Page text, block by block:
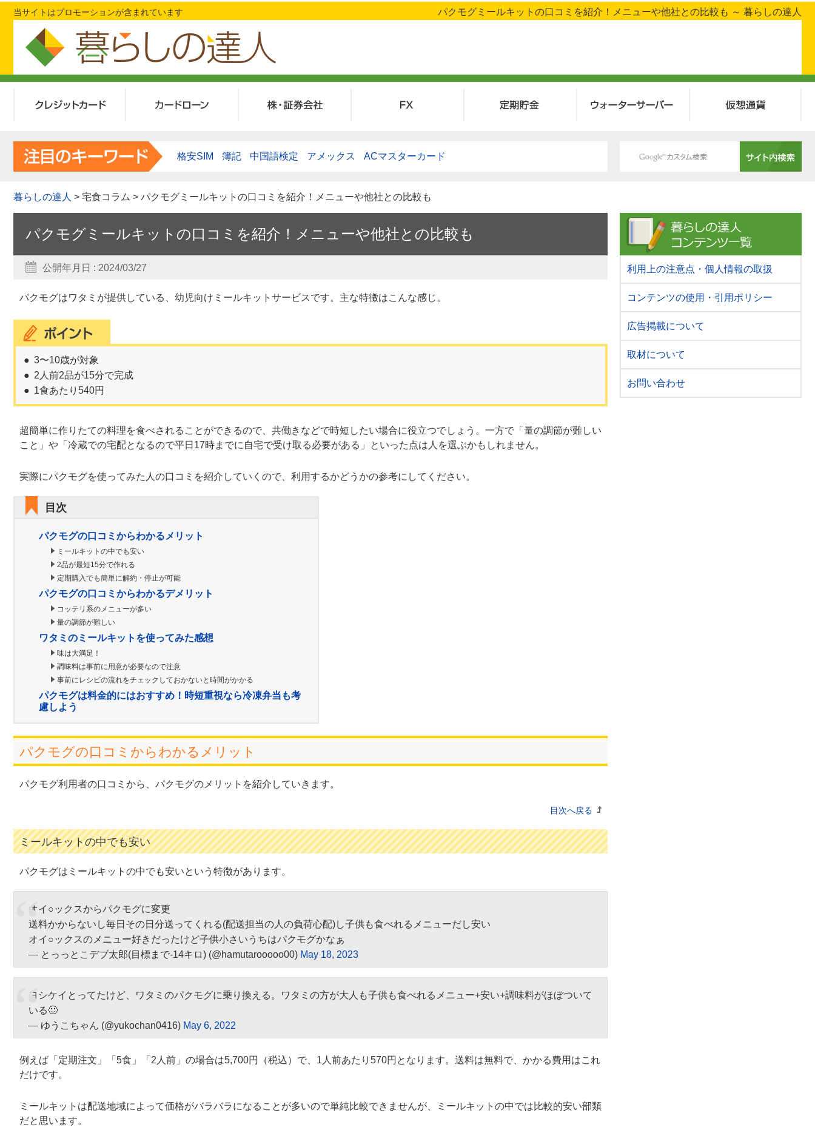
パクモグミールキットの口コミを紹介！メニューや他社との比較も ～ 暮らしの達人
当サイトはプロモーションが含まれています
暮らしの達人 > 宅食コラム > パクモグミールキットの口コミを紹介！メニューや他社との比較も
パクモグミールキットの口コミを紹介！メニューや他社との比較も
公開年月日 : 2024/03/27
パクモグはワタミが提供している、幼児向けミールキットサービスです。主な特徴はこんな感じ。
3〜10歳が対象
2人前2品が15分で完成
1食あたり540円
超簡単に作りたての料理を食べされることができるので、共働きなどで時短したい場合に役立つでしょう。一方で「量の調節が難しい
こと」や「冷蔵での宅配となるので平日17時までに自宅で受け取る必要がある」といった点は人を選ぶかもしれません。
実際にパクモグを使ってみた人の口コミを紹介していくので、利用するかどうかの参考にしてください。
目次
パクモグの口コミからわかるメリット
ミールキットの中でも安い
2品が最短15分で作れる
定期購入でも簡単に解約・停止が可能
パクモグの口コミからわかるデメリット
コッテリ系のメニューが多い
量の調節が難しい
ワタミのミールキットを使ってみた感想
味は大満足！
調味料は事前に用意が必要なので注意
事前にレシピの流れをチェックしておかないと時間がかかる
パクモグは料金的にはおすすめ！時短重視なら冷凍弁当も考
慮しよう
パクモグの口コミからわかるメリット
パクモグ利用者の口コミから、パクモグのメリットを紹介していきます。
目次へ戻る
ミールキットの中でも安い
パクモグはミールキットの中でも安いという特徴があります。
オイ○ックスからパクモグに変更
送料かからないし毎日その日分送ってくれる(配送担当の人の負荷心配)し子供も食べれるメニューだし安い
オイ○ックスのメニュー好きだったけど子供小さいうちはパクモグかなぁ
— とっっとこデブ太郎‎(目標まで-14キロ) (@hamutarooooo00) May 18, 2023
ヨシケイとってたけど、ワタミのパクモグに乗り換える。ワタミの方が大人も子供も食べれるメニュー+安い+調味料がほぼついて
いる🙂
— ゆうこちゃん (@yukochan0416) May 6, 2022
例えば「定期注文」「5食」「2人前」の場合は5,700円（税込）で、1人前あたり570円となります。送料は無料で、かかる費用はこれ
だけです。
ミールキットは配送地域によって価格がバラバラになることが多いので単純比較できませんが、ミールキットの中では比較的安い部類
だと思います。
利用上の注意点・個人情報の取扱
コンテンツの使用・引用ポリシー
広告掲載について
取材について
お問い合わせ
格安SIM 簿記 中国語検定 アメックス ACマスターカード